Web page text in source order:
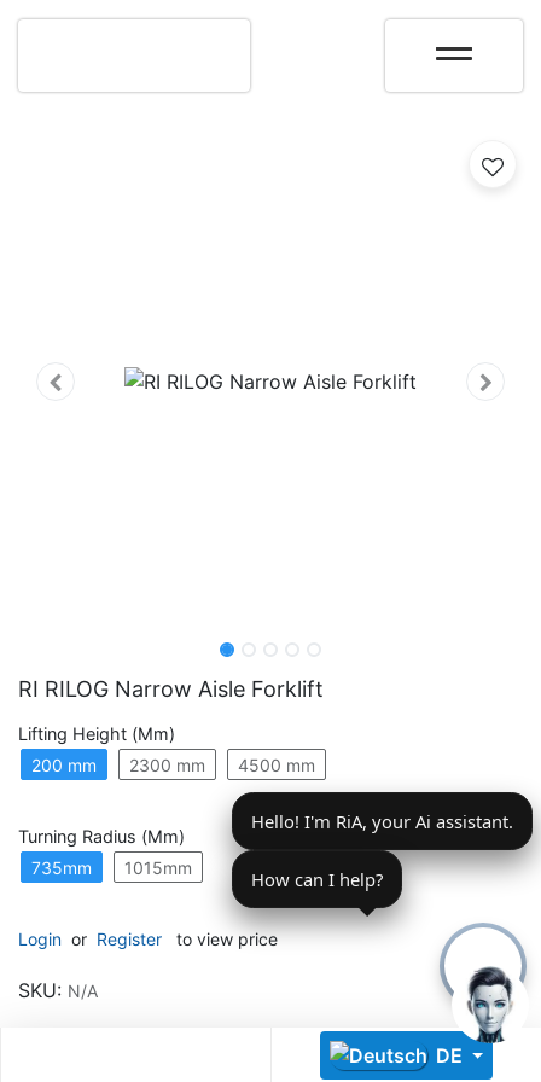
DE
RI RILOG Narrow Aisle Forklift
Lifting Height (mm)
200 mm
2300 mm 4500 mm
Turning Radius (mm)
735mm
1015mm
Login or Register to view price
SKU: N/A
Descoperă RiA Ecosystem
Platformă integrată pentru managementul flotei de roboți
Monitorizare în timp real și analiză date
Conectează roboți, software și servicii într-o singură
soluție
Scalabil de la 1 robot la zeci de unități
Află mai mult
Hello! I'm RiA, your Ai assistant.
How can I help?